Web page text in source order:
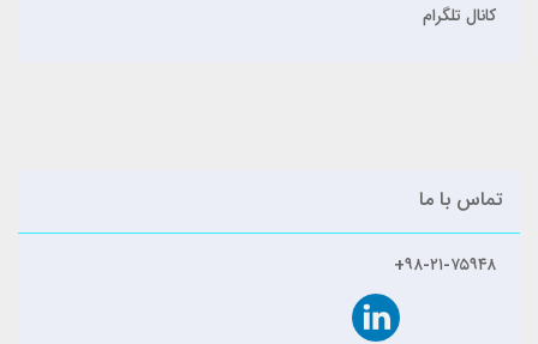
کانال تلگرام
تماس با ما
۹۸-۲۱-۷۵۹۴۸+